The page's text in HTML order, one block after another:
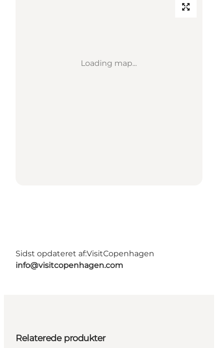
Loading map...
Sidst opdateret af:VisitCopenhagen
info@visitcopenhagen.com
Relaterede produkter